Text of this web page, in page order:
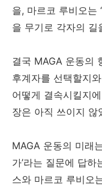
을, 마르코 루비오는
을 무기로 각자의 길
결국 MAGA 운동의
후계자를 선택할지
어떻게 결속시킬지
장은 아직 쓰이지 않
MAGA 운동의 미래
가’라는 질문에 답
스와 마르코 루비오